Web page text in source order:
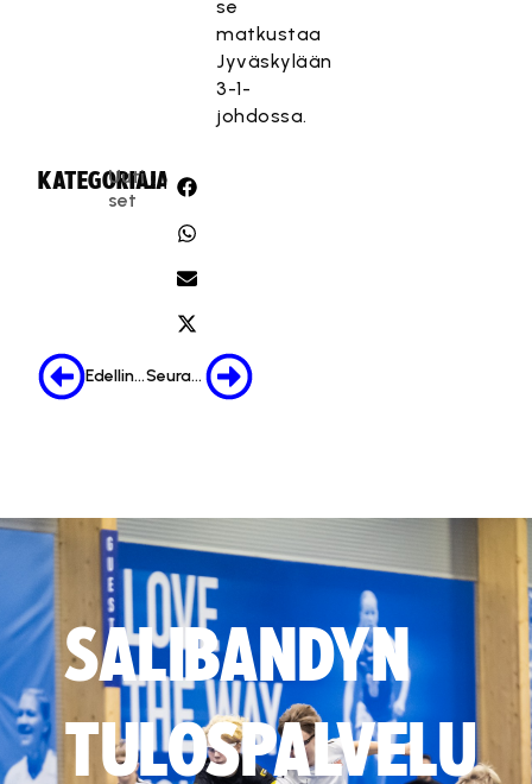
se
matkustaa
Jyväskylään
3-1-
johdossa.
KATEGORIA:
Uuti
set
JAA:
Edellinen Seuraava
SALIBANDYN
TULOSPALVELU